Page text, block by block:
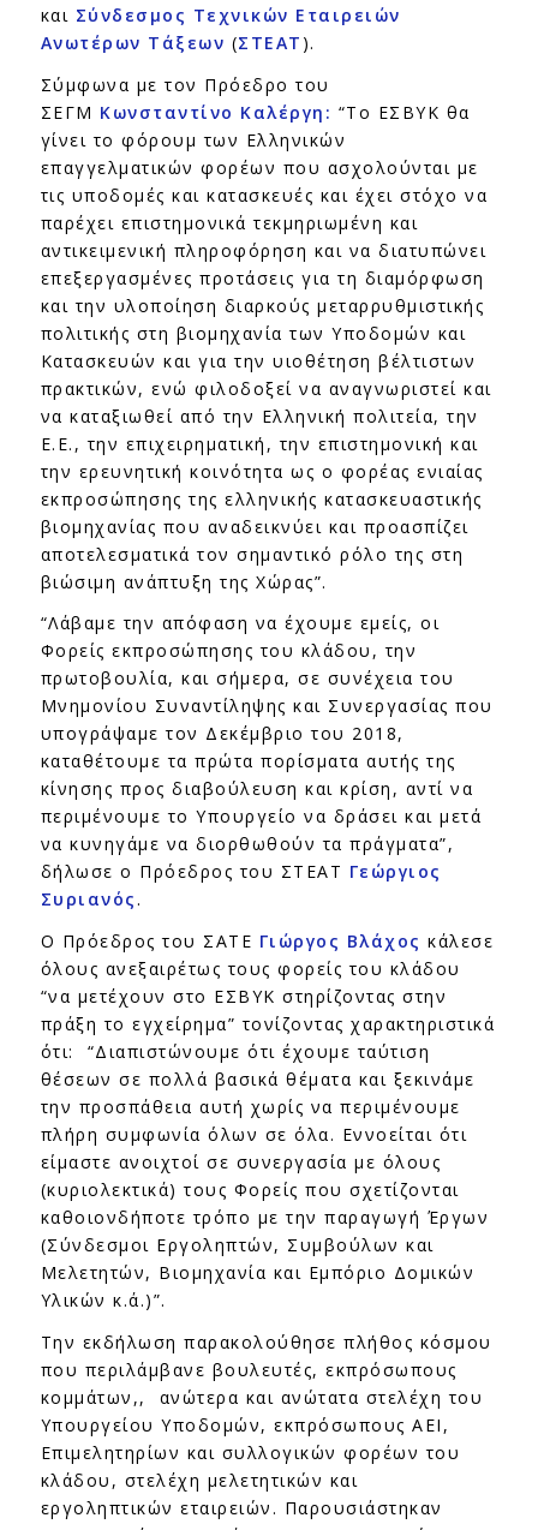
και Σύνδεσμος Τεχνικών Εταιρειών
Ανωτέρων Τάξεων (ΣΤΕΑΤ ).
Σύμφωνα με τον Πρόεδρο του
ΣΕΓΜ Κωνσταντίνο Καλέργη: “Το ΕΣΒΥΚ θα
γίνει το φόρουμ των Ελληνικών
επαγγελματικών φορέων που ασχολούνται με
τις υποδομές και κατασκευές και έχει στόχο να
παρέχει επιστημονικά τεκμηριωμένη και
αντικειμενική πληροφόρηση και να διατυπώνει
επεξεργασμένες προτάσεις για τη διαμόρφωση
και την υλοποίηση διαρκούς μεταρρυθμιστικής
πολιτικής στη βιομηχανία των Υποδομών και
Κατασκευών και για την υιοθέτηση βέλτιστων
πρακτικών, ενώ φιλοδοξεί να αναγνωριστεί και
να καταξιωθεί από την Ελληνική πολιτεία, την
Ε.Ε., την επιχειρηματική, την επιστημονική και
την ερευνητική κοινότητα ως ο φορέας ενιαίας
εκπροσώπησης της ελληνικής κατασκευαστικής
βιομηχανίας που αναδεικνύει και προασπίζει
αποτελεσματικά τον σημαντικό ρόλο της στη
βιώσιμη ανάπτυξη της Χώρας”.
“Λάβαμε την απόφαση να έχουμε εμείς, οι
Φορείς εκπροσώπησης του κλάδου, την
πρωτοβουλία, και σήμερα, σε συνέχεια του
Μνημονίου Συναντίληψης και Συνεργασίας που
υπογράψαμε τον Δεκέμβριο του 2018,
καταθέτουμε τα πρώτα πορίσματα αυτής της
κίνησης προς διαβούλευση και κρίση, αντί να
περιμένουμε το Υπουργείο να δράσει και μετά
να κυνηγάμε να διορθωθούν τα πράγματα”,
δήλωσε ο Πρόεδρος του ΣΤΕΑΤ Γεώργιος
Συριανός.
Ο Πρόεδρος του ΣΑΤΕ Γιώργος Βλάχος κάλεσε
όλους ανεξαιρέτως τους φορείς του κλάδου
“να μετέχουν στο ΕΣΒΥΚ στηρίζοντας στην
πράξη το εγχείρημα” τονίζοντας χαρακτηριστικά
ότι: “Διαπιστώνουμε ότι έχουμε ταύτιση
θέσεων σε πολλά βασικά θέματα και ξεκινάμε
την προσπάθεια αυτή χωρίς να περιμένουμε
πλήρη συμφωνία όλων σε όλα. Εννοείται ότι
είμαστε ανοιχτοί σε συνεργασία με όλους
(κυριολεκτικά) τους Φορείς που σχετίζονται
καθοιονδήποτε τρόπο με την παραγωγή Έργων
(Σύνδεσμοι Εργοληπτών, Συμβούλων και
Μελετητών, Βιομηχανία και Εμπόριο Δομικών
Υλικών κ.ά.)”.
Την εκδήλωση παρακολούθησε πλήθος κόσμου
που περιλάμβανε βουλευτές, εκπρόσωπους
κομμάτων,, ανώτερα και ανώτατα στελέχη του
Υπουργείου Υποδομών, εκπρόσωπους ΑΕΙ,
Επιμελητηρίων και συλλογικών φορέων του
κλάδου, στελέχη μελετητικών και
εργοληπτικών εταιρειών. Παρουσιάστηκαν